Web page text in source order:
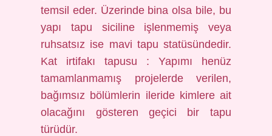
temsil eder. Üzerinde bina olsa bile, bu
yapı tapu siciline işlenmemiş veya
ruhsatsız ise mavi tapu statüsündedir.
Kat irtifakı tapusu : Yapımı henüz
tamamlanmamış projelerde verilen,
bağımsız bölümlerin ileride kimlere ait
olacağını gösteren geçici bir tapu
türüdür.